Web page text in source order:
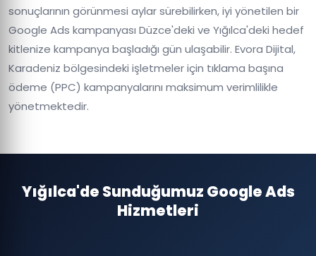
sonuçlarının görünmesi aylar sürebilirken, iyi yönetilen bir
Google Ads kampanyası Düzce'deki ve Yığılca'deki hedef
kitlenize kampanya başladığı gün ulaşabilir. Evora Dijital,
Karadeniz bölgesindeki işletmeler için tıklama başına
ödeme (PPC) kampanyalarını maksimum verimlilikle
yönetmektedir.
Yığılca'de Sunduğumuz Google Ads
Hizmetleri